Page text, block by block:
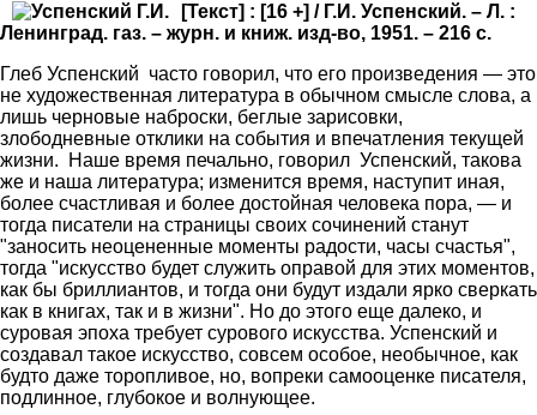
[Текст] : [16 +] / Г.И. Успенский. – Л. :
Ленинград. газ. – журн. и книж. изд-во, 1951. – 216 с.
Глеб Успенский часто говорил, что его произведения — это
не художественная литература в обычном смысле слова, а
лишь черновые наброски, беглые зарисовки,
злободневные отклики на события и впечатления текущей
жизни. Наше время печально, говорил Успенский, такова
же и наша литература; изменится время, наступит иная,
более счастливая и более достойная человека пора, — и
тогда писатели на страницы своих сочинений станут
"заносить неоцененные моменты радости, часы счастья",
тогда "искусство будет служить оправой для этих моментов,
как бы бриллиантов, и тогда они будут издали ярко сверкать
как в книгах, так и в жизни". Но до этого еще далеко, и
суровая эпоха требует сурового искусства. Успенский и
создавал такое искусство, совсем особое, необычное, как
будто даже торопливое, но, вопреки самооценке писателя,
подлинное, глубокое и волнующее.